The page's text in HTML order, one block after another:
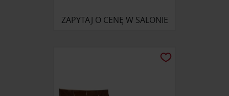
ZAPYTAJ O CENĘ W SALONIE